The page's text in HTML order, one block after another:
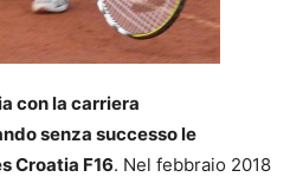
con la carriera
senza successo le
Croatia F16. Nel febbraio 2018